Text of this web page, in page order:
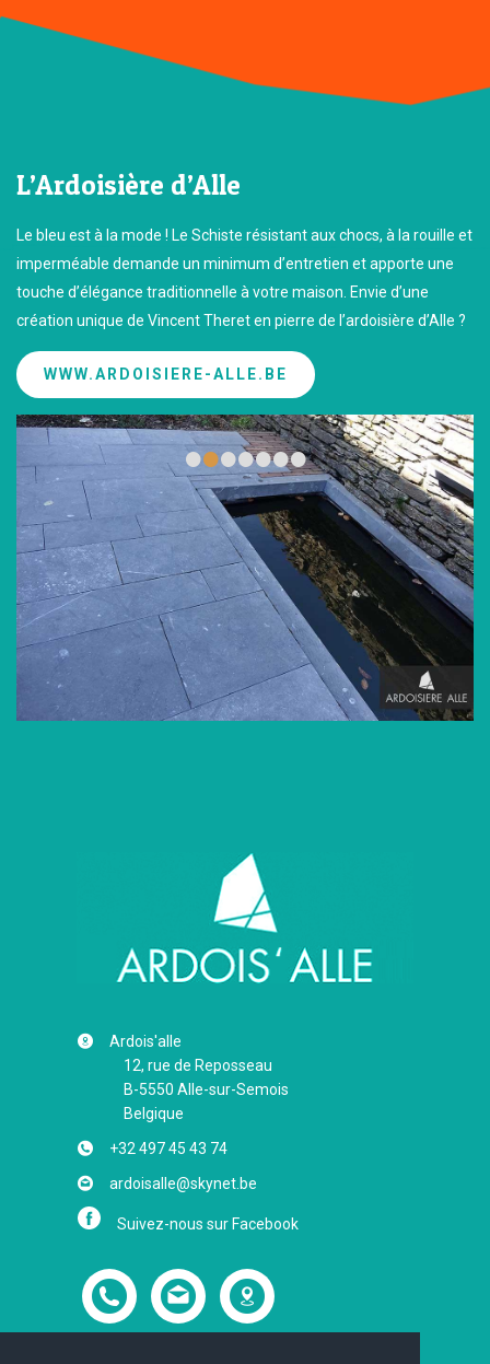
L’Ardoisière d’Alle
Le bleu est à la mode ! Le Schiste résistant aux chocs, à la rouille et
imperméable demande un minimum d’entretien et apporte une
touche d’élégance traditionnelle à votre maison. Envie d’une
création unique de Vincent Theret en pierre de l’ardoisière d’Alle ?
WWW.ARDOISIERE-ALLE.BE
•••••••
Ardois'alle
12, rue de Reposseau
B-5550 Alle-sur-Semois
Belgique
+32 497 45 43 74
ardoisalle@skynet.be
Suivez-nous sur Facebook